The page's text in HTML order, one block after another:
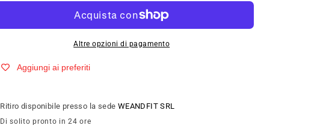
90g
Altre opzioni di pagamento
Aggiungi ai preferiti
Ritiro disponibile presso la sede WEANDFIT SRL
Di solito pronto in 24 ore